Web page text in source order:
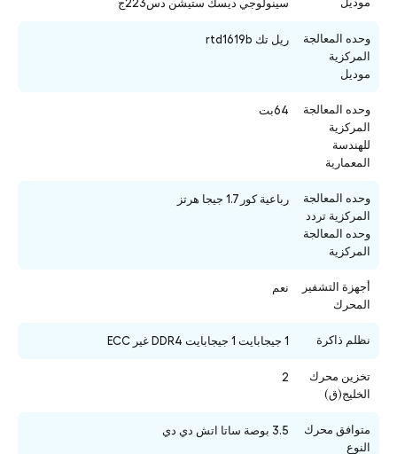
سينولوجي ديسك ستيشن دس223ج
وحده المعالجة
المركزية
موديل
ريل تك rtd1619b
وحده المعالجة
المركزية
للهندسة
المعمارية
64بت
وحده المعالجة
المركزية تردد
وحده المعالجة
المركزية
رباعية كور 1.7 جيجا هرتز
أجهزة التشفير
المحرك
نعم
نظلم ذاكرة 1 جيجابايت 1 جيجابايت DDR4 غير ECC
تخزين محرك
الخليج(ق)
2
متوافق محرك
النوع
3.5 بوصة ساتا اتش دي دي